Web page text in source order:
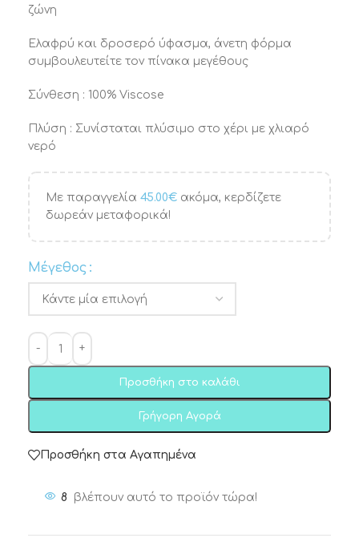
ζώνη
Ελαφρύ και δροσερό ύφασμα, άνετη φόρμα
συμβουλευτείτε τον πίνακα μεγέθους
Σύνθεση : 100% Viscose
Πλύση : Συνίσταται πλύσιμο στο χέρι με χλιαρό
νερό
Με παραγγελία 45.00€ ακόμα, κερδίζετε
δωρεάν μεταφορικά!
Μέγεθος
Προσθήκη στο καλάθι
Γρήγορη Αγορά
Προσθήκη στα Αγαπημένα
8 βλέπουν αυτό το προϊόν τώρα!